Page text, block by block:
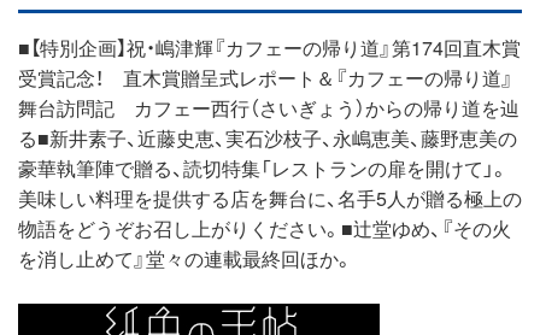
■【特別企画】祝・嶋津輝『カフェーの帰り道』第174回直木賞
受賞記念！ 直木賞贈呈式レポート＆『カフェーの帰り道』
舞台訪問記 カフェー西行（さいぎょう）からの帰り道を辿
る■新井素子、近藤史恵、実石沙枝子、永嶋恵美、藤野恵美の
豪華執筆陣で贈る、読切特集「レストランの扉を開けて」。
美味しい料理を提供する店を舞台に、名手5人が贈る極上の
物語をどうぞお召し上がりください。■辻堂ゆめ、『その火
を消し止めて』堂々の連載最終回ほか。